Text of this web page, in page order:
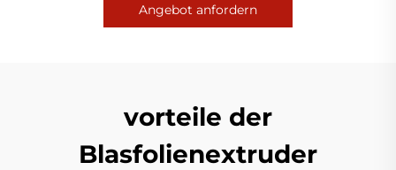
Angebot anfordern
vorteile der
Blasfolienextruder